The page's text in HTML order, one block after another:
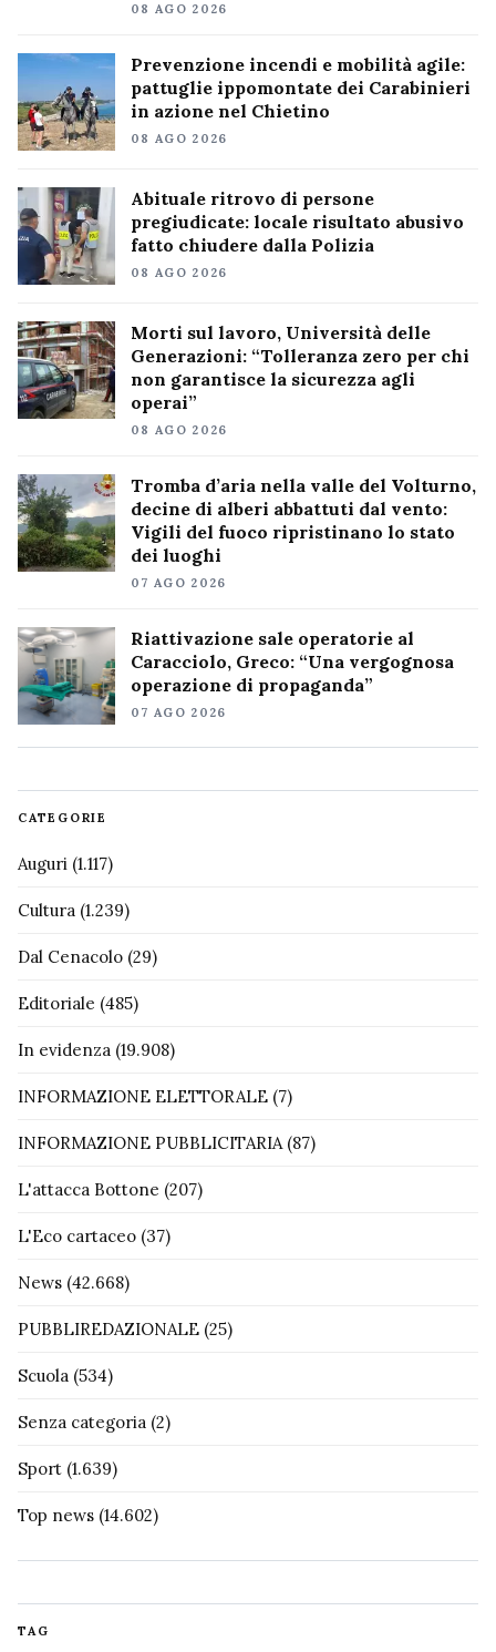
08 AGO 2026
Prevenzione incendi e mobilità agile:
pattuglie ippomontate dei Carabinieri
in azione nel Chietino
08 AGO 2026
Abituale ritrovo di persone
pregiudicate: locale risultato abusivo
fatto chiudere dalla Polizia
08 AGO 2026
Morti sul lavoro, Università delle
Generazioni: “Tolleranza zero per chi
non garantisce la sicurezza agli
operai”
08 AGO 2026
Tromba d’aria nella valle del Volturno,
decine di alberi abbattuti dal vento:
Vigili del fuoco ripristinano lo stato
dei luoghi
07 AGO 2026
Riattivazione sale operatorie al
Caracciolo, Greco: “Una vergognosa
operazione di propaganda”
07 AGO 2026
CATEGORIE
Auguri (1.117)
Cultura (1.239)
Dal Cenacolo (29)
Editoriale (485)
In evidenza (19.908)
INFORMAZIONE ELETTORALE (7)
INFORMAZIONE PUBBLICITARIA(87)
L'attacca Bottone (207)
L'Eco cartaceo (37)
News (42.668)
PUBBLIREDAZIONALE (25)
Scuola (534)
Senza categoria (2)
Sport (1.639)
Top news (14.602)
TAG